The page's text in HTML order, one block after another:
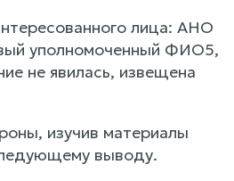
лица: АНО
уполномоченный ФИО5,
не явилась, извещена
изучив материалы
выводу.